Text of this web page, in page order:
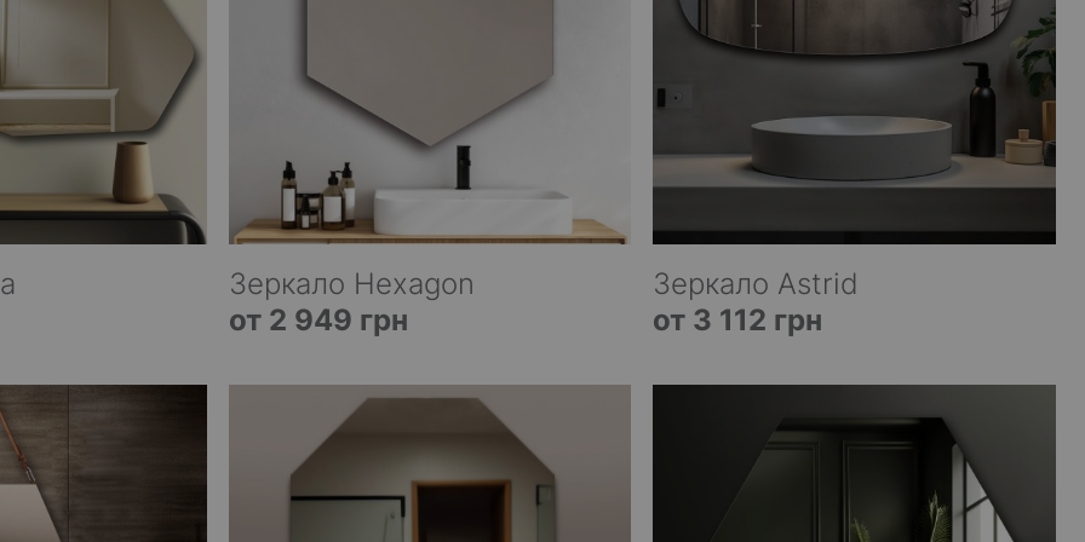
Зеркало Hexagon
от 2 949 грн
Зеркало Astrid
от 3 112 грн